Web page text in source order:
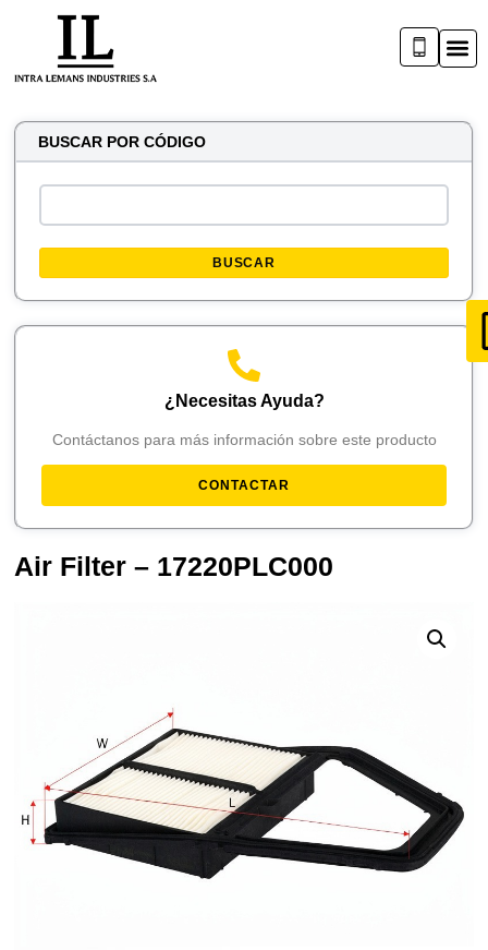
BUSCAR POR CÓDIGO
BUSCAR
¿Necesitas Ayuda?
Contáctanos para más información sobre este producto
CONTACTAR
Air Filter – 17220PLC000